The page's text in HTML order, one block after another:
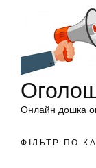
Онлайн дошка
ФІЛЬТР ПО